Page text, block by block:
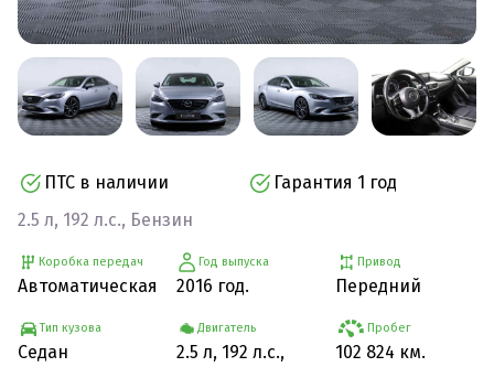
ПТС в наличии
Гарантия 1 год
2.5 л, 192 л.с., Бензин
Коробка передач
Автоматическая
Тип кузова
Седан
Год выпуска
2016 год.
Двигатель
2.5 л, 192 л.с.,
Привод
Передний
Пробег
102 824 км.